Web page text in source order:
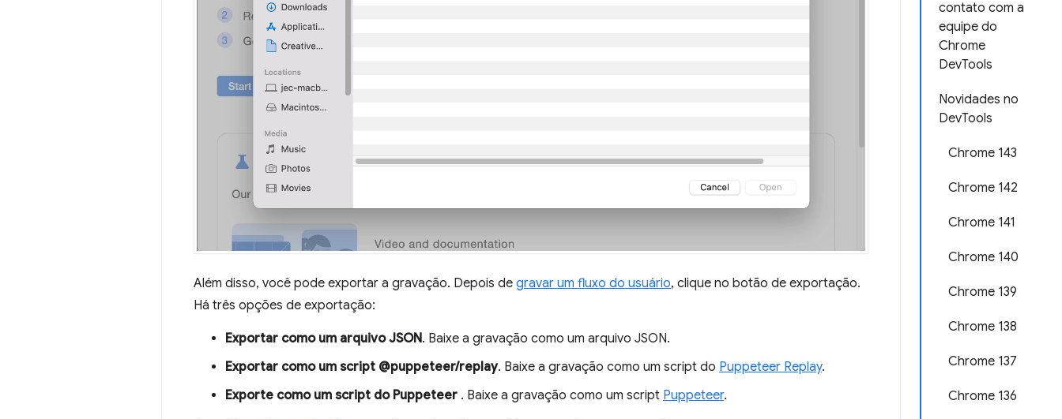
contato com a
equipe do
Chrome
DevTools
Novidades no
DevTools
Chrome 143
Chrome 142
Chrome 141
Chrome 140
Chrome 139
Chrome 138
Chrome 137
Chrome 136
Além disso, você pode exportar a gravação. Depois de gravar um fluxo do usuário, clique no botão de exportação.
Há três opções de exportação:
Exportar como um arquivo JSON. Baixe a gravação como um arquivo JSON.
Exportar como um script @puppeteer/replay. Baixe a gravação como um script do Puppeteer Replay.
Exporte como um script do Puppeteer . Baixe a gravação como um script Puppeteer.